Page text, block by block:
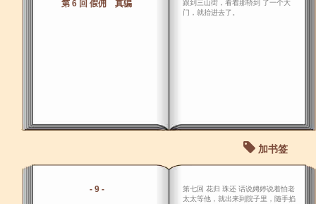
第 6 回 假佣 真骗
跟到三山街，看着那轿到 了一个大
门，就抬进去了。
加书签
- 9 -
第七回 花归 珠还 话说娉婷说着怕老
太太等他，就出来到院子里，随手掐